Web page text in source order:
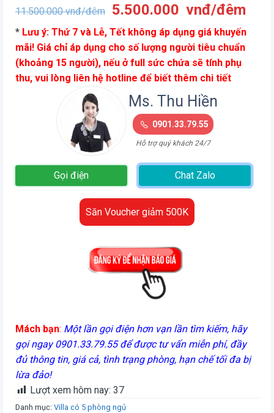
11.500.000vnđ/đêm
Giá
gốc
là:
11.500.000
vnđ/
đêm.
5.500.000 vnđ/đêmGiá
tại
là:
* Lưu ý: Thứ 7 và Lễ, Tết không áp dụng giá khuyến
mãi! Giá chỉ áp dụng cho số lượng người tiêu chuẩn
(khoảng 15 người), nếu ở full sức chứa sẽ tính phụ
thu, vui lòng liên hệ hotline để biết thêm chi tiết
Ms. Thu Hiền
0901.33.79.55
Hỗ trợ quý khách 24/7
Gọi điện Chat Zalo
Săn Voucher giảm 500K
Mách bạn: Một lần gọi điện hơn vạn lần tìm kiếm, hãy
gọi ngay 0901.33.79.55 để được tư vấn miễn phí, đầy
đủ thông tin, giá cả, tình trạng phòng, hạn chế tối đa bị
lừa đảo!
Lượt xem hôm nay: 37
Danh mục: Villa có 5 phòng ngủ